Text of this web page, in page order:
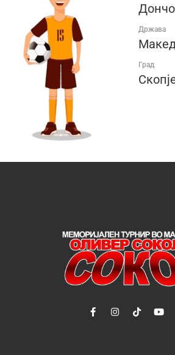
Држава
Град